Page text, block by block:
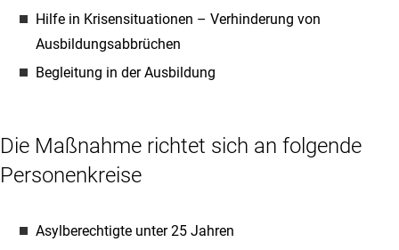
Hilfe in Krisensituationen – Verhinderung von
Ausbildungsabbrüchen
Begleitung in der Ausbildung
Die Maßnahme richtet sich an folgende
Personenkreise
Asylberechtigte unter 25 Jahren